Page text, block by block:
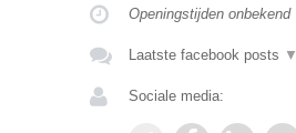
Openingstijden onbekend
Laatste facebook posts ▼
Sociale media: